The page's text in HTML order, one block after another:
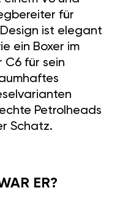
für
ist elegant
ein Boxer im
C6 für sein
Petrolheads
Schatz.
ER?